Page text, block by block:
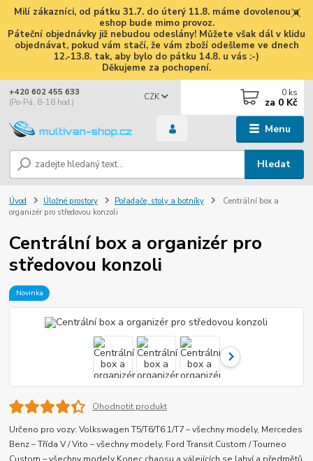
Milí zákazníci, od pátku 31.7. do úterý 11.8. máme dovolenou a
eshop bude mimo provoz.
Páteční objednávky již nebudou odeslány! Můžete však dál v klidu
objednávat, pokud vám stačí, že vám zboží odešleme ve dnech
12.-13.8. tak, aby bylo do pátku 14.8. u vás :-)
Děkujeme za pochopení.
Menu
CZK
Hledat
+420 602 455 633
(Po-Pá, 8-18 hod.)
0 ks
za 0 Kč
Úvod Úložné prostory Pořadače, stoly a botníky
Centrální box a
organizér pro středovou konzoli
Centrální box a organizér pro
středovou konzoli
Novinka
Ohodnotit produkt
Určeno pro vozy: Volkswagen T5/T6/T6.1/T7 – všechny modely, Mercedes
Benz – Třída V / Vito – všechny modely, Ford Transit Custom / Tourneo